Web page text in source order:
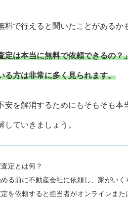
料で行えると聞いたことがあるか
定は本当に無料で依頼できるの
る方は非常に多く見られます。
安を解消するためにもそもそも
していきましょう。
定とは何？
る前に不動産会社に依頼し、家がい
を依頼すると担当者がオンラインま